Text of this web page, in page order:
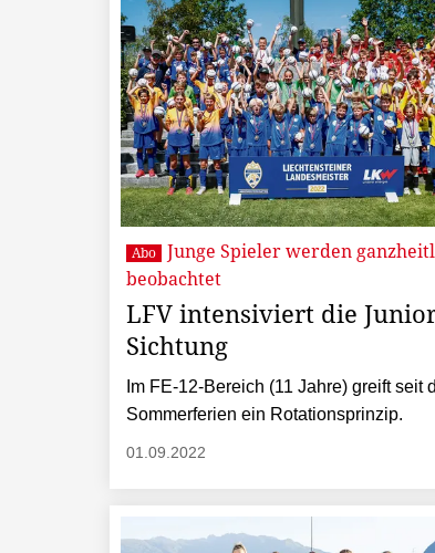
Abo Junge Spieler werden
beobachtet
LFV intensiviert die
Sichtung
Im FE-12-Bereich (11 Jahre) greift seit
Sommerferien ein Rotationsprinzip.
01.09.2022